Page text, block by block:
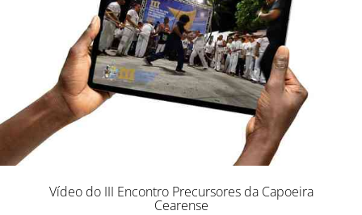
Vídeo do III Encontro Precursores da Capoeira
Cearense